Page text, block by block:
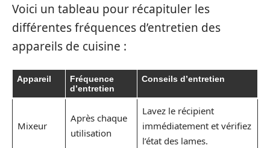
Voici un tableau pour récapituler les
différentes fréquences d’entretien des
appareils de cuisine :
Appareil
Fréquence
d’entretien
Conseils d’entretien
Mixeur
Après chaque
utilisation
Lavez le récipient
immédiatement et vérifiez
l’état des lames.